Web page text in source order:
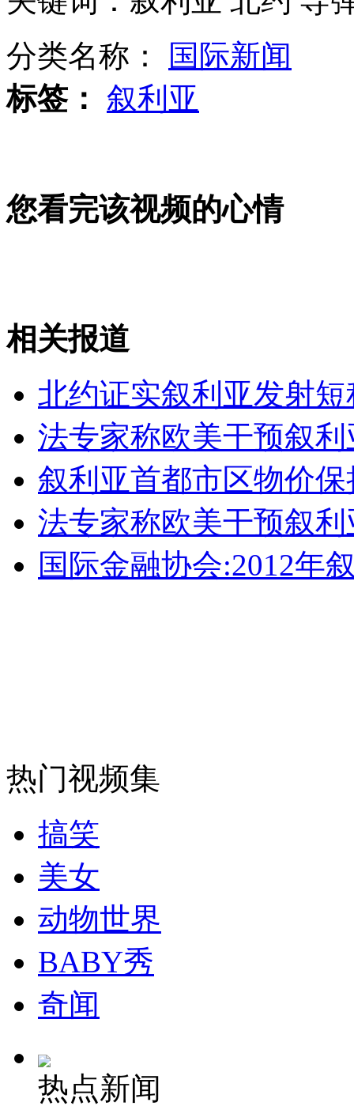
莫言750万诺奖奖金免征个税
马杜罗透露查韦斯术后恢复情况
山西运城恶犬咬伤多人 警民合力深夜将其击毙
女孩北京地铁殴打老人 痛下狠手拳打脚踢
无痛分娩是否安全 医生回应
外交部：反对强权政治霸凌主义
走！跟着总书记去植树
消防员救轻生者
纽约上演“枕头大战”
司机酒驾遇交警 急速倒车逃窜
分类名称：
国际新闻
标签： 叙利亚
您看完该视频的心情
相关报道
北约证实叙利亚发射
法专家称欧美干预叙
叙利亚首都市区物价
法专家称欧美干预叙
国际金融协会:2012年
热门视频集
搞笑
美女
动物世界
BABY秀
奇闻
热点新闻